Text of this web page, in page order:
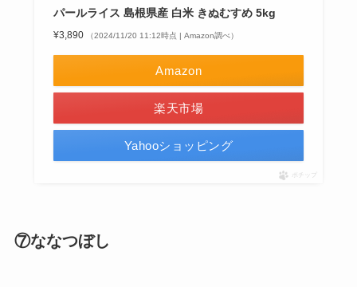
パールライス 島根県産 白米 きぬむすめ 5kg
¥3,890 （2024/11/20 11:12時点 | Amazon調べ）
Amazon
楽天市場
Yahooショッピング
ポチップ
⑦ななつぼし